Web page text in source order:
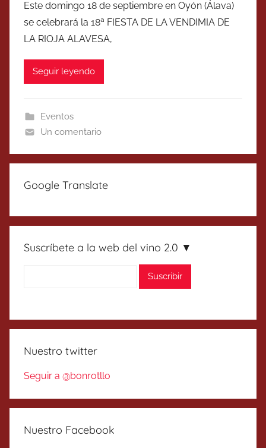
Este domingo 18 de septiembre en Oyón (Álava)
se celebrará la 18ª FIESTA DE LA VENDIMIA DE
LA RIOJA ALAVESA,
Seguir leyendo
Eventos
Un comentario
Google Translate
Suscríbete a la web del vino 2.0 ▼
Nuestro twitter
Seguir a @bonrotllo
Nuestro Facebook